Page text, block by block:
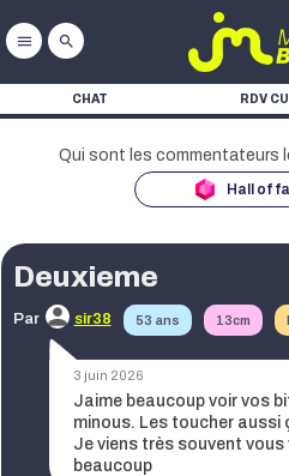
menu search
CHAT RDV
Hall of
Deuxieme
Par sir38 53 ans 13cm
3 juin 2026
Jaime beaucoup voir vos
minous. Les toucher aussi
Je viens très souvent vous
beaucoup